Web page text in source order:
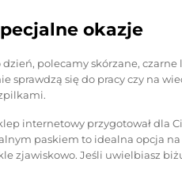
okazje
polecamy skórzane, czarne
sprawdzą się do pracy czy na
internetowy przygotował dla
paskiem to idealna opcja
zjawiskowo. Jeśli uwielbiasz